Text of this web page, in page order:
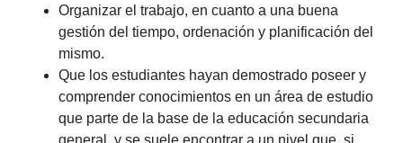
Organizar el trabajo, en cuanto a una buena
gestión del tiempo, ordenación y planificación del
mismo.
Que los estudiantes hayan demostrado poseer y
comprender conocimientos en un área de estudio
que parte de la base de la educación secundaria
general, y se suele encontrar a un nivel que, si